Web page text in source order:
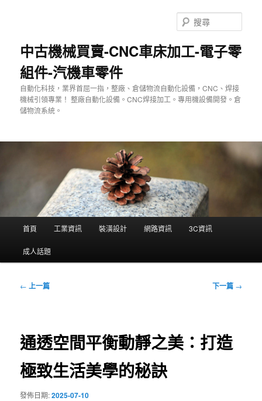
中古機械買賣-CNC車床加工-電子零
組件-汽機車零件
自動化科技，業界首屈一指，整廠、倉儲物流自動化設備，CNC、焊接
機械引領專業！ 整廠自動化設備。CNC焊接加工。專用機設備開發。倉
儲物流系統。
尋
單
首頁 工業資訊 裝潢設計 網路資訊 3C資訊
成人話題
文
← 上一篇 下一篇 →
通透空間平衡動靜之美：打造
極致生活美學的秘訣
發佈日期:2025-07-10